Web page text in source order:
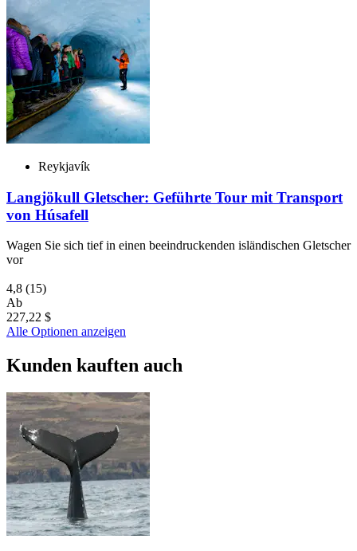
Reykjavík
Langjökull Gletscher: Geführte Tour mit Transport
von Húsafell
Wagen Sie sich tief in einen beeindruckenden isländischen Gletscher
vor
4,8 (15)
Ab
227,22 $
Alle Optionen anzeigen
Kunden kauften auch